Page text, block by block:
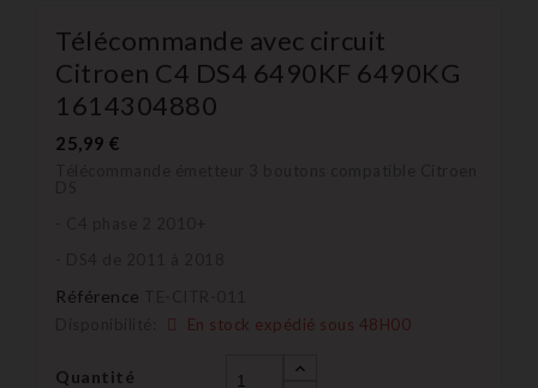
Télécommande avec circuit
Citroen C4 DS4 6490KF 6490KG
1614304880
25,99 €
Référence
En stock expédié sous 48H00
Quantité